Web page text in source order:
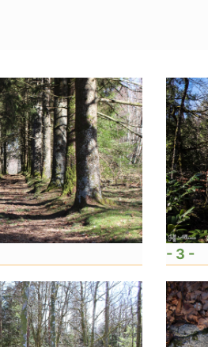
- 3 -